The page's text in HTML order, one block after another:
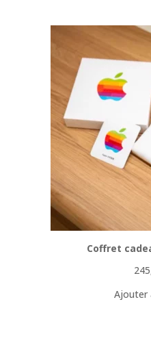
Coffret
Ajouter